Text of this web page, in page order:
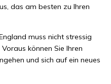
das am besten zu Ihren
muss nicht stressig
können Sie Ihren
und sich auf ein neues